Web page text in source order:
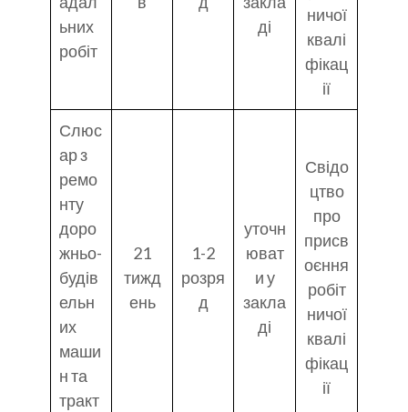
ьних
робіт
ді
ничої
квалі
фікац
ії
Слюс
ар з
ремо
нту
доро
жньо-
будів
ельн
их
маши
н та
тракт
21
тижд
ень
1-2
розря
д
уточн
юват
и у
закла
ді
Свідо
цтво
про
присв
оєння
робіт
ничої
квалі
фікац
ії